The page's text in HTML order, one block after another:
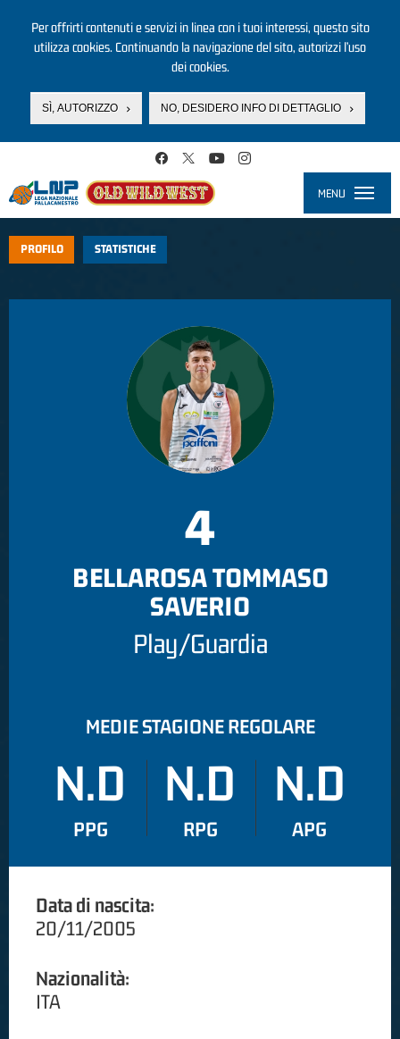
Per offrirti contenuti e servizi in linea con i tuoi interessi, questo sito
utilizza cookies. Continuando la navigazione del sito, autorizzi l’uso
dei cookies.
SÌ, AUTORIZZO NO, DESIDERO INFO DI DETTAGLIO
MENU
PROFILO STATISTICHE
4
BELLAROSA TOMMASO
SAVERIO
Play/Guardia
MEDIE STAGIONE REGOLARE
N.D
PPG
N.D
RPG
N.D
APG
Data di nascita:
20/11/2005
Nazionalità:
ITA